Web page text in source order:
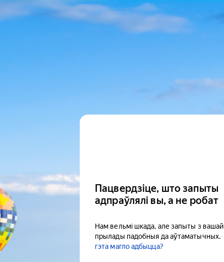
Пацвердзіце, што запыты
адпраўлялі вы, а не робат
Нам вельмі шкада, але запыты з вашай
прылады падобныя да аўтаматычных.
гэта магло адбыцца?